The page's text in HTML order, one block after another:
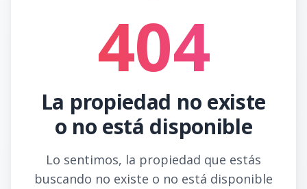
404
La propiedad no existe
o no está disponible
Lo sentimos, la propiedad que estás
buscando no existe o no está disponible